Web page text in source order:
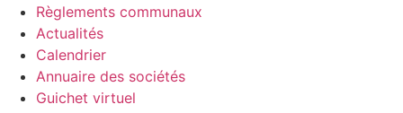
Règlements communaux
Actualités
Calendrier
Annuaire des sociétés
Guichet virtuel